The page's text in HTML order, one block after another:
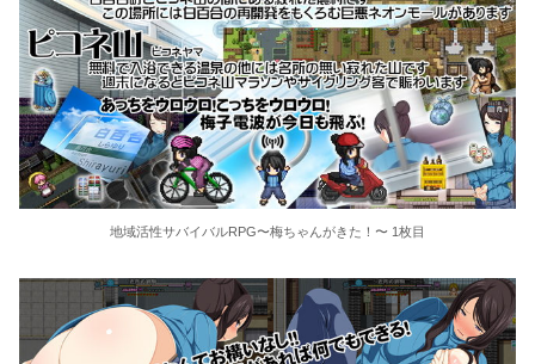
地域活性サバイバルRPG〜梅ちゃんがきた！〜 1枚目